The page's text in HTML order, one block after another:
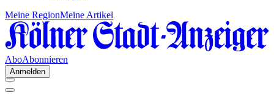
Meine RegionMeine Artikel
AboAbonnieren
Anmelden